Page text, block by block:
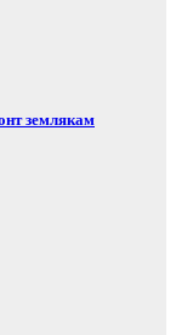
землякам